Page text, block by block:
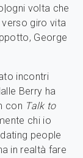
volta che
giro vita
George
incontri
Berry ha
con Talk to
chi io
people
in realtà fare